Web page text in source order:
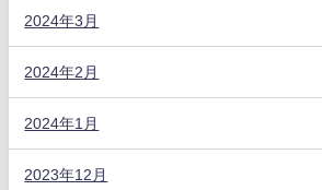
2024年3月
2024年2月
2024年1月
2023年12月